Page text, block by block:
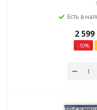
Есть в
2 599
-10%